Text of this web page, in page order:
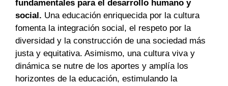
fundamentales para el desarrollo humano y
social. Una educación enriquecida por la cultura
fomenta la integración social, el respeto por la
diversidad y la construcción de una sociedad más
justa y equitativa. Asimismo, una cultura viva y
dinámica se nutre de los aportes y amplía los
horizontes de la educación, estimulando la